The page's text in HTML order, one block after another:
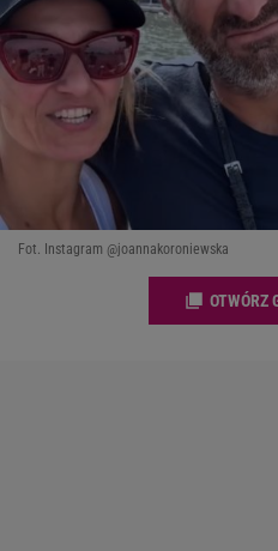
Fot. Instagram @joannakoroniewska
OTWÓRZ